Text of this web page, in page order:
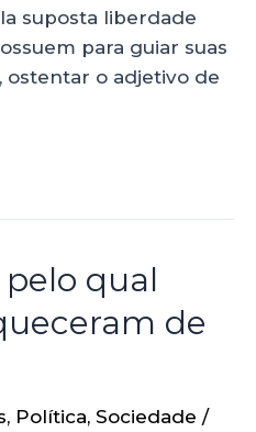
suposta liberdade
para guiar suas
ostentar o adjetivo de
qual
de
, Política, Sociedade /